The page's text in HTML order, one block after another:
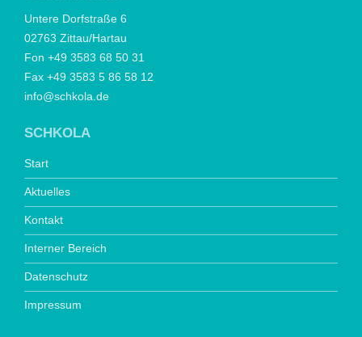
Untere Dorfstraße 6
02763 Zittau/Hartau
Fon +49 3583 68 50 31
Fax +49 3583 5 86 58 12
info@schkola.de
SCHKOLA
Start
Aktuelles
Kontakt
Interner Bereich
Datenschutz
Impressum